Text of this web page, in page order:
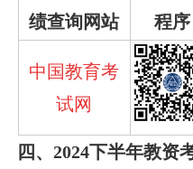
绩查询网站
程序
中国教育考
试网
四、2024下半年教资